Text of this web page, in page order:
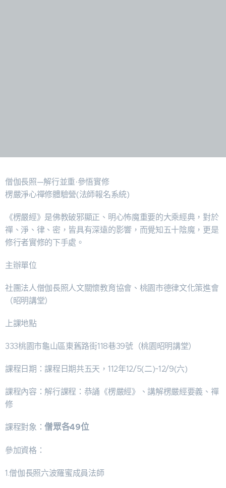
僧伽長照—解行並重·參悟實修
楞嚴淨心禪修體驗營(法師報名系統)
《楞嚴經》是佛教破邪顯正、明心怖魔重要的大乘經典，對於
禪、淨、律、密，皆具有深遠的影響，而覺知五十陰魔，更是
修行者實修的下手處。
主辦單位
社團法人僧伽長照人文關懷教育協會、桃園市德律文化策進會
（昭明講堂）
上課地點
333桃園市龜山區東舊路街118巷39號（桃園昭明講堂）
課程日期：課程日期共五天，112年12/5(二)~12/9(六)
課程內容：解行課程：恭誦《楞嚴經》、講解楞嚴經要義、禪
修
課程對象：僧眾各49位
參加資格：
1.僧伽長照六波羅蜜成員法師